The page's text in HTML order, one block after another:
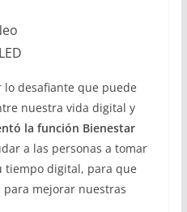
desafiante que puede
nuestra vida digital y
la función Bienestar
a las personas a tomar
tiempo digital, para que
mejorar nuestras